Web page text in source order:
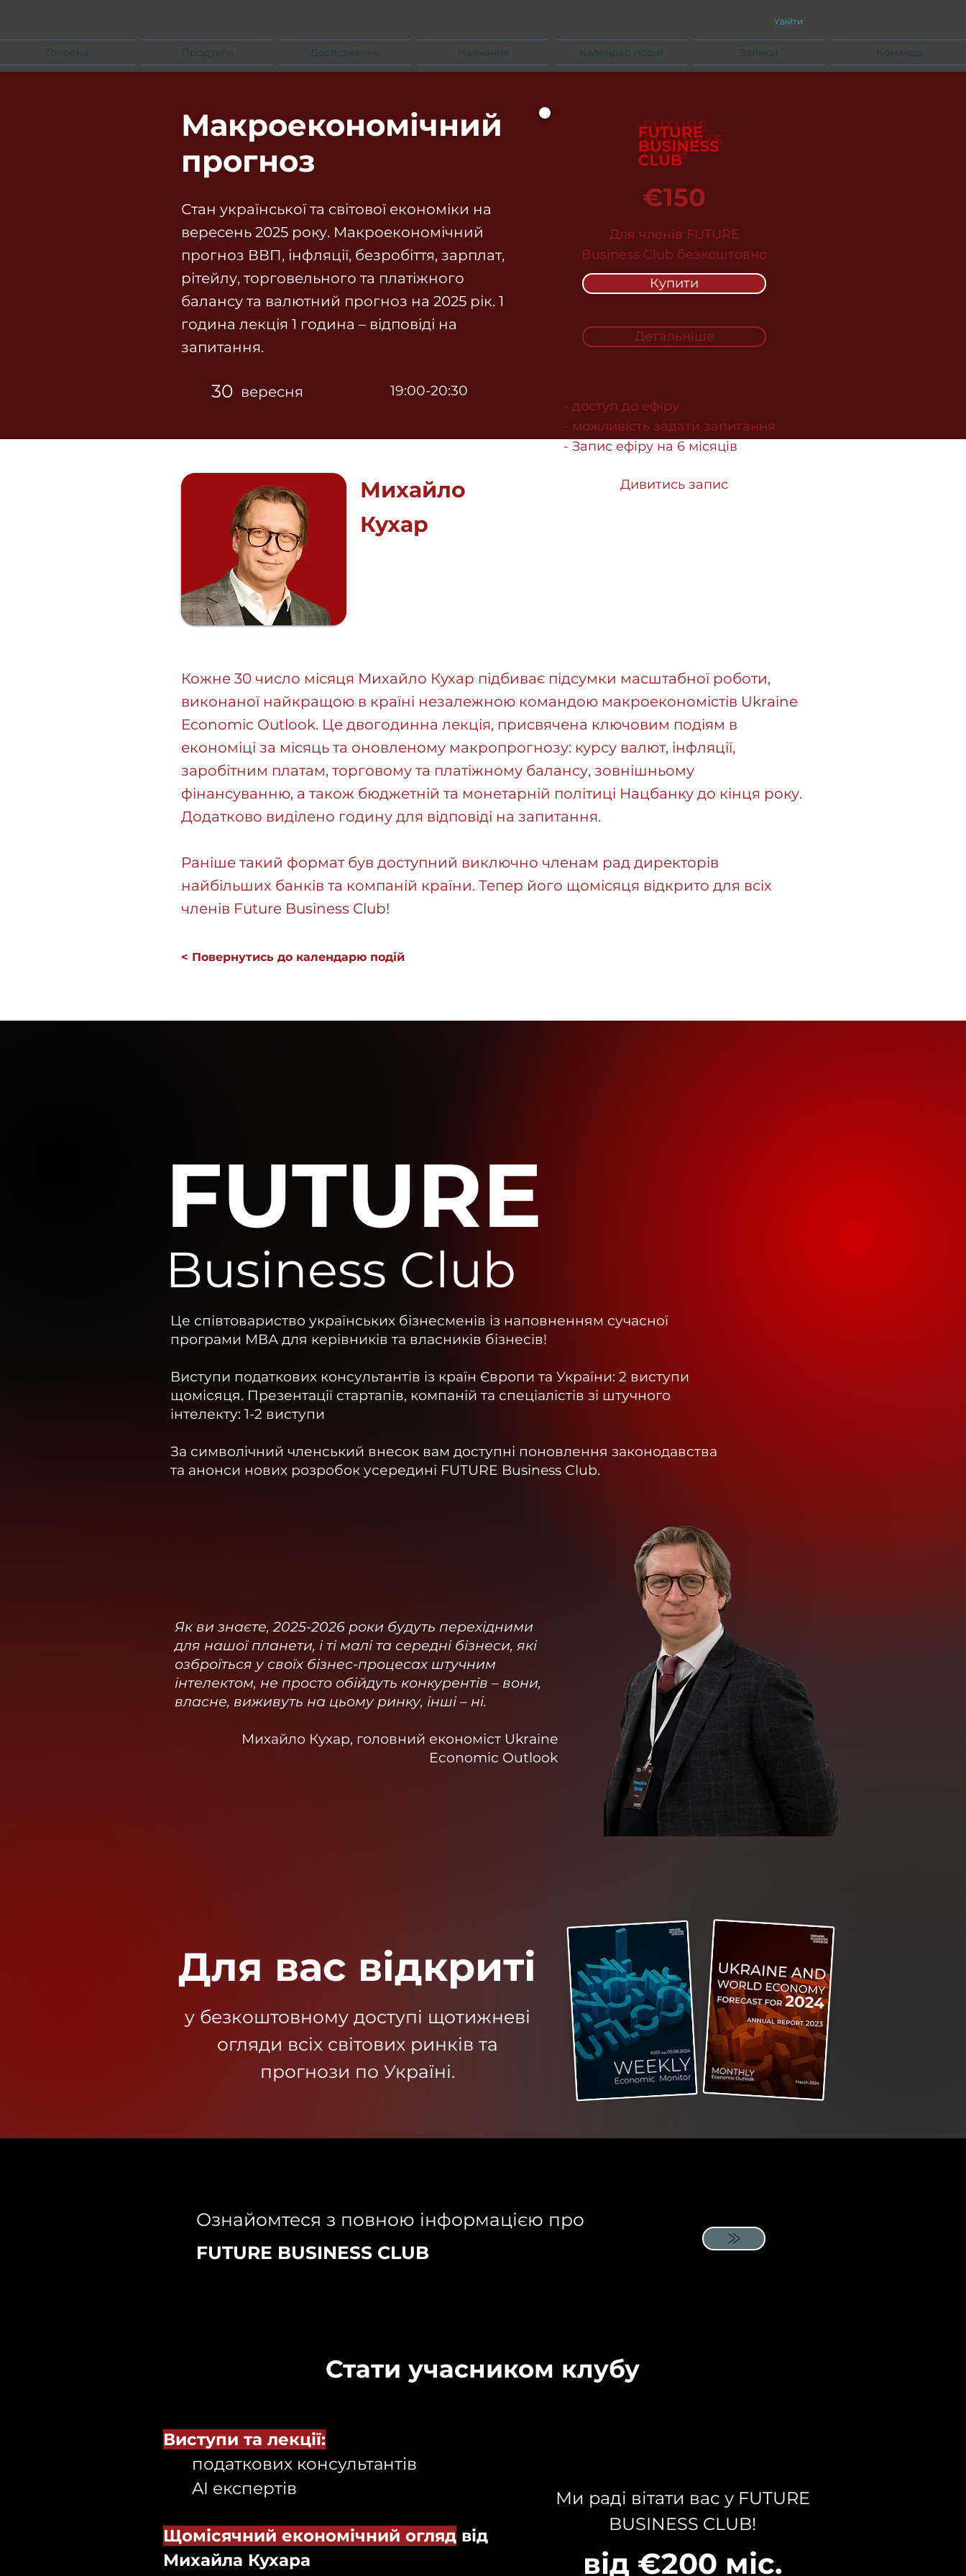
Увійти
Головна Продукти Дослідження Навчання Календар подій Записи Команда
Макроекономічний
прогноз
Стан української та світової економіки на
вересень 2025 року. Макроекономічний
прогноз ВВП, інфляції, безробіття, зарплат,
рітейлу, торговельного та платіжного
балансу та валютний прогноз на 2025 рік. 1
година лекція 1 година – відповіді на
запитання.
30 вересня 19:00-20:30
€150
Для членів FUTURE
Business Club безкоштовно
Купити
Детальніше
- доступ до ефіру
- можливість задати запитання
- Запис ефіру на 6 місяців
Дивитись запис
Михайло
Кухар
Кожне 30 число місяця Михайло Кухар підбиває підсумки масштабної роботи,
виконаної найкращою в країні незалежною командою макроекономістів Ukraine
Economic Outlook. Це двогодинна лекція, присвячена ключовим подіям в
економіці за місяць та оновленому макропрогнозу: курсу валют, інфляції,
заробітним платам, торговому та платіжному балансу, зовнішньому
фінансуванню, а також бюджетній та монетарній політиці Нацбанку до кінця року.
Додатково виділено годину для відповіді на запитання.
Раніше такий формат був доступний виключно членам рад директорів
найбільших банків та компаній країни. Тепер його щомісяця відкрито для всіх
членів Future Business Club!
< Повернутись до календарю подій
FUTURE
Business Club
Це співтовариство українських бізнесменів із наповненням сучасної
програми МВА для керівників та власників бізнесів!
Виступи податкових консультантів із країн Європи та України: 2 виступи
щомісяця. Презентації стартапів, компаній та спеціалістів зі штучного
інтелекту: 1-2 виступи
За символічний членський внесок вам доступні поновлення законодавства
та анонси нових розробок усередині FUTURE Business Club.
Як ви знаєте, 2025-2026 роки будуть перехідними
для нашої планети, і ті малі та середні бізнеси, які
озброїться у своїх бізнес-процесах штучним
інтелектом, не просто обійдуть конкурентів – вони,
власне, виживуть на цьому ринку, інші – ні.
Михайло Кухар, головний економіст Ukraine
Economic Outlook
Для вас відкриті
у безкоштовному доступі щотижневі
огляди всіх світових ринків та
прогнози по Україні.
Ознайомтеся з повною інформацією про
FUTURE BUSINESS CLUB
Стати учасником клубу
Виступи та лекції:
податкових консультантів
AI експертів
Щомісячний економічний огляд від
Михайла Кухара
Ми раді вітати вас у FUTURE
BUSINESS CLUB!
від €200 міс.